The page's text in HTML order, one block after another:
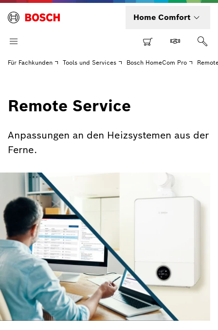
Home Comfort
Für Fachkunden Tools und Services Bosch HomeCom Pro
Remote Service
Anpassungen an den Heizsystemen aus der
Ferne.